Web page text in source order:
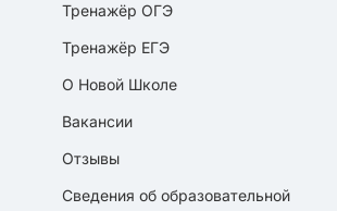
Тренажёр ОГЭ
Тренажёр ЕГЭ
О Новой Школе
Вакансии
Отзывы
Сведения об образовательной